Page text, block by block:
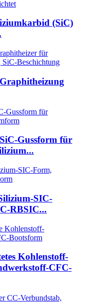
(SiC)
Gussform für
SIC-
RBSIC...
Kohlenstoff-
CFC-